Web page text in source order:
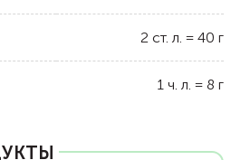
2 ст. л. = 40 г
1 ч. л. = 8 г